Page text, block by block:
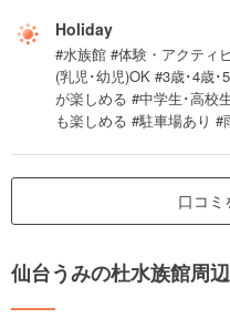
Holiday
#水族館 #体験・アクティ
(乳児･幼児)OK #3歳･4歳
が楽しめる #中学生･高校
も楽しめる #駐車場あり #
口コミ
仙台うみの杜水族館周